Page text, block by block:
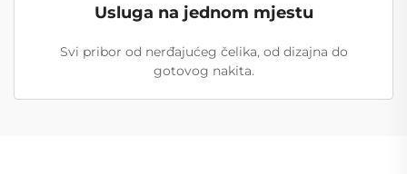
Usluga na jednom mjestu
Svi pribor od nerđajućeg čelika, od dizajna do
gotovog nakita.